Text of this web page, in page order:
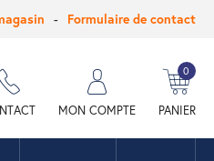
Formulaire de contact
MON COMPTE PANIER
0